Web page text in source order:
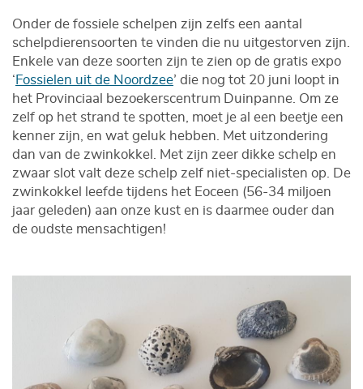
Onder de fossiele schelpen zijn zelfs een aantal
schelpdierensoorten te vinden die nu uitgestorven zijn.
Enkele van deze soorten zijn te zien op de gratis expo
‘Fossielen uit de Noordzee’ die nog tot 20 juni loopt in
het Provinciaal bezoekerscentrum Duinpanne. Om ze
zelf op het strand te spotten, moet je al een beetje een
kenner zijn, en wat geluk hebben. Met uitzondering
dan van de zwinkokkel. Met zijn zeer dikke schelp en
zwaar slot valt deze schelp zelf niet-specialisten op. De
zwinkokkel leefde tijdens het Eoceen (56-34 miljoen
jaar geleden) aan onze kust en is daarmee ouder dan
de oudste mensachtigen!